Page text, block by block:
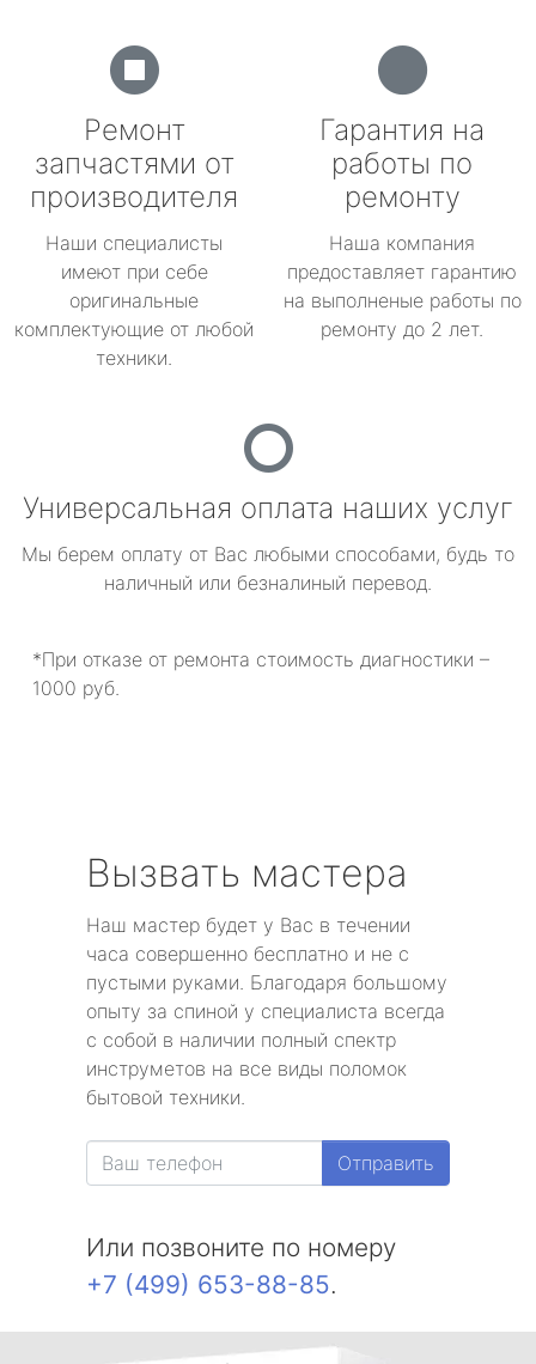
Ремонт
запчастями от
производителя
Наши специалисты
имеют при себе
оригинальные
комплектующие от любой
техники.
Гарантия на
работы по
ремонту
Наша компания
предоставляет гарантию
на выполненые работы по
ремонту до 2 лет.
Универсальная оплата наших услуг
Мы берем оплату от Вас любыми способами, будь то
наличный или безналиный перевод.
*При отказе от ремонта стоимость диагностики –
1000 руб.
Вызвать мастера
Наш мастер будет у Вас в течении
часа совершенно бесплатно и не с
пустыми руками. Благодаря большому
опыту за спиной у специалиста всегда
с собой в наличии полный спектр
инструметов на все виды поломок
бытовой техники.
Отправить
Или позвоните по номеру
+7 (499) 653-88-85.